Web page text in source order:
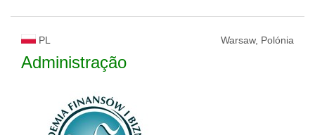
PL Warsaw, Polónia
Administração